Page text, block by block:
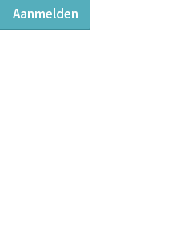
Aanmelden